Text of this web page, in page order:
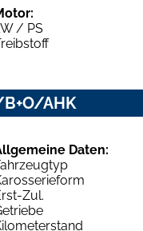
/ PS
AHK
Daten:
Zul.